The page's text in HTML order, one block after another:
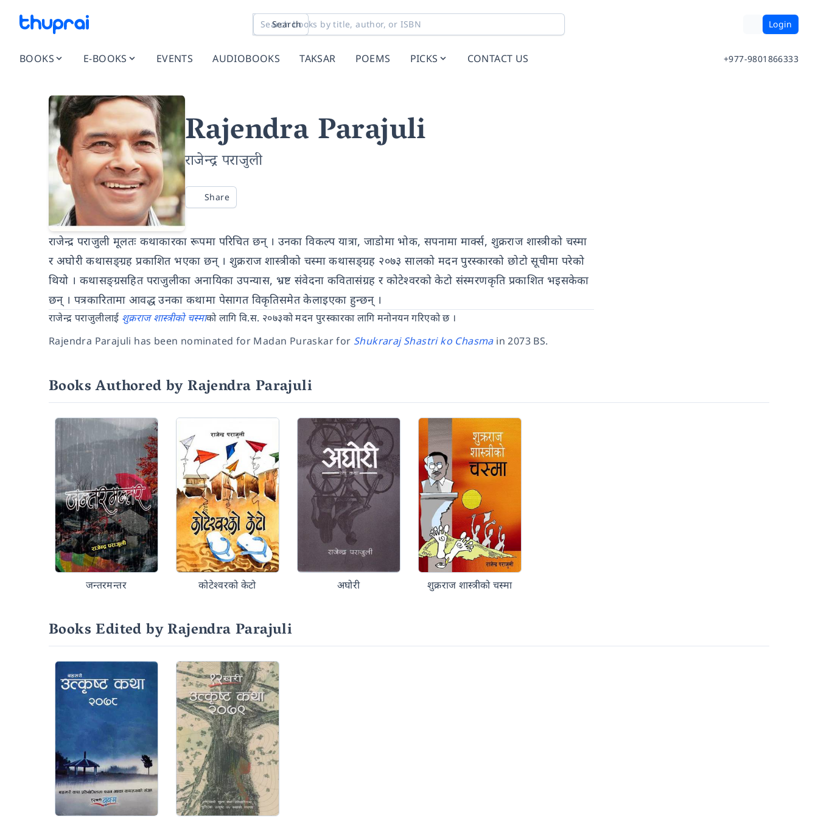
Search Login
BOOKS E-BOOKS EVENTS AUDIOBOOKS TAKSAR POEMS PICKS CONTACT US +977-9801866333
Rajendra Parajuli
राजेन्द्र पराजुली
Share
राजेन्द्र पराजुली मूलतः कथाकारका रूपमा परिचित छन् । उनका विकल्प यात्रा, जाडोमा भोक, सपनामा मार्क्स, शुक्रराज शास्त्रीको चस्मा
र अघोरी कथासङ्ग्रह प्रकाशित भएका छन् । शुक्रराज शास्त्रीको चस्मा कथासङ्ग्रह २०७३ सालको मदन पुरस्कारको छोटो सूचीमा परेको
थियो । कथासङ्ग्रसहित पराजुलीका अनायिका उपन्यास, भ्रष्ट संवेदना कवितासंग्रह र कोटेश्वरको केटो संस्मरणकृति प्रकाशित भइसकेका
छन् । पत्रकारितामा आवद्ध उनका कथामा पेसागत विकृतिसमेत केलाइएका हुन्छन् ।
राजेन्द्र पराजुलीलाई शुक्रराज शास्त्रीको चस्माको लागि वि.स. २०७३को मदन पुरस्कारका लागि मनोनयन गरिएको छ ।
Rajendra Parajuli has been nominated for Madan Puraskar for Shukraraj Shastri ko Chasmain 2073 BS.
Books Authored by Rajendra Parajuli
जन्तरमन्तर कोटेश्वरको केटो अघोरी शुक्रराज शास्त्रीको चस्मा
Books Edited by Rajendra Parajuli